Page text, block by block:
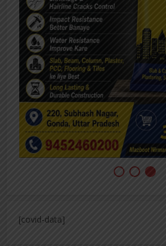
[covid-data]